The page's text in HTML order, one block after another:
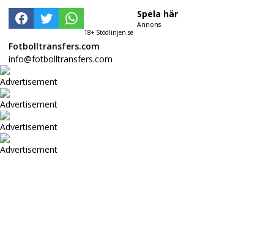
18+ Stödlinjen.se
Spela här
Annons
Fotbolltransfers.com
info@fotbolltransfers.com